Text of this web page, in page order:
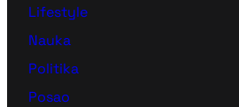
Lifestyle
Nauka
Politika
Posao